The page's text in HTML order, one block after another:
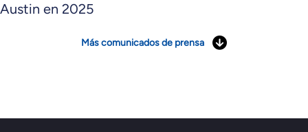
Austin en 2025
Más comunicados de prensa